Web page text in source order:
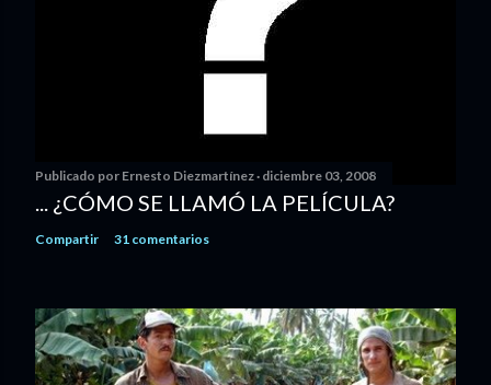
Publicado por Ernesto Diezmartínez diciembre 03, 2008
... ¿CÓMO SE LLAMÓ LA PELÍCULA?
Compartir 31 comentarios